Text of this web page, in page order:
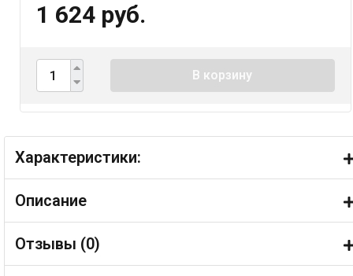
1 624 руб.
В корзину
Характеристики:
Описание
Отзывы (0)